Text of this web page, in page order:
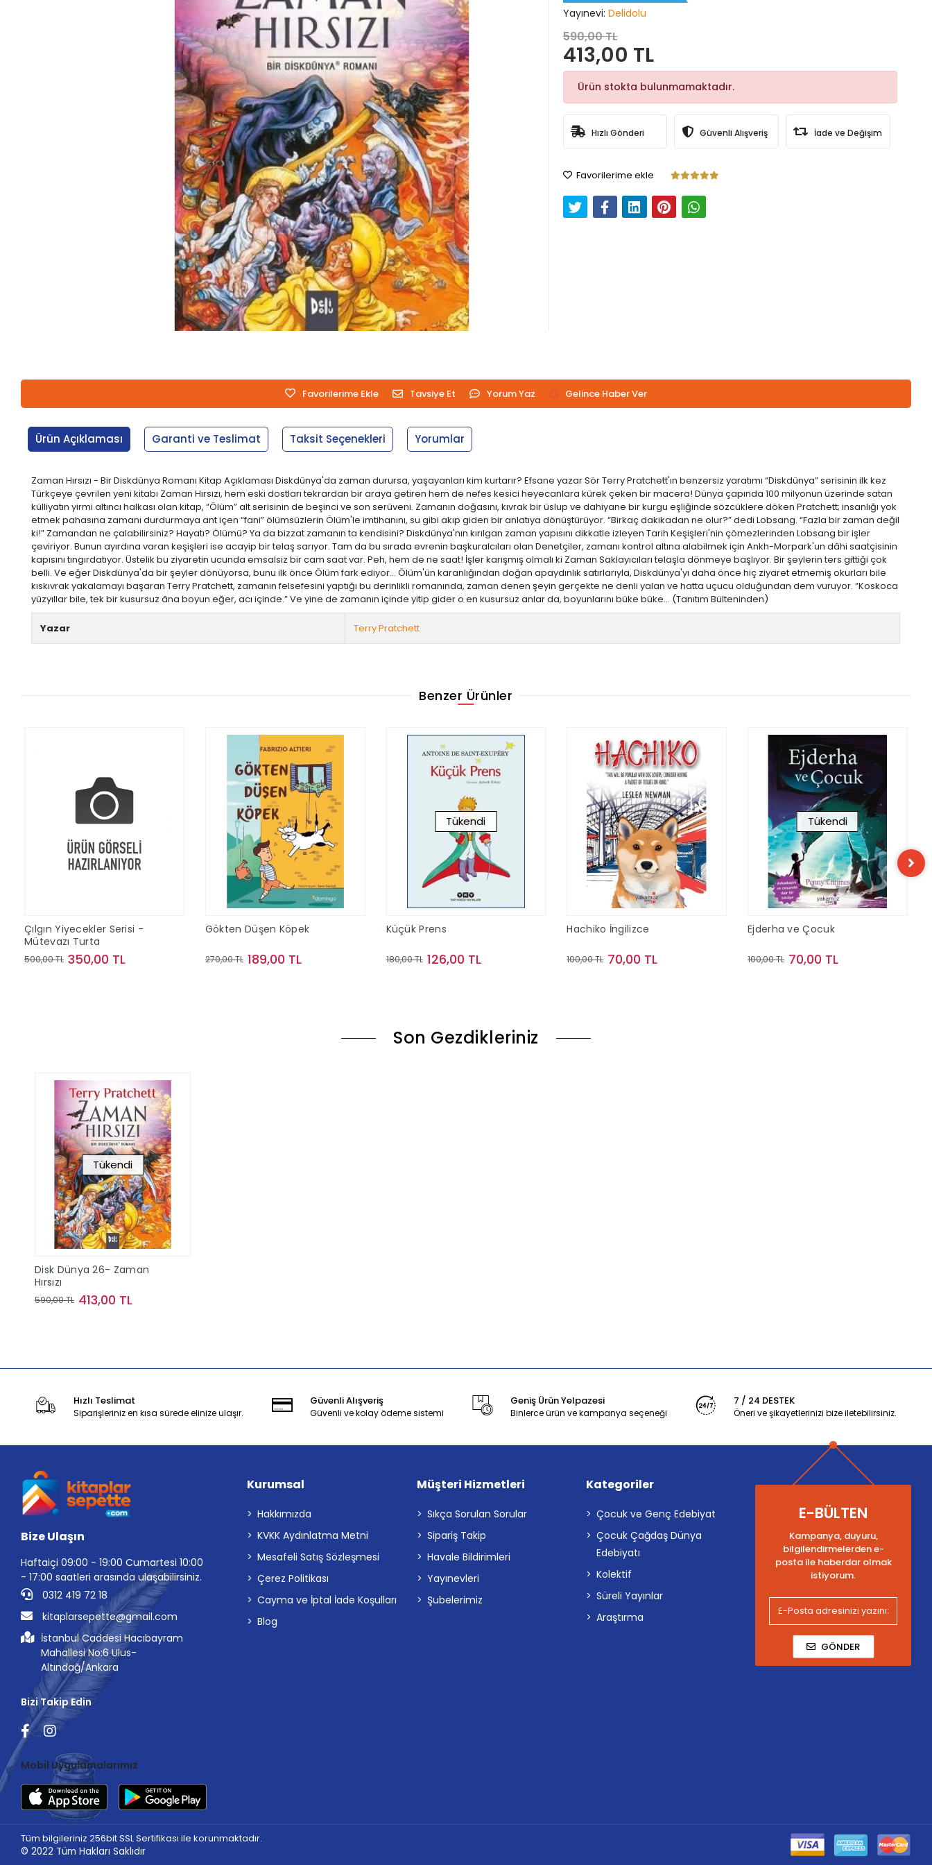
Yayınevi: Delidolu
590,00 TL
413,00 TL
Ürün stokta bulunmamaktadır.
Hızlı Gönderi Güvenli Alışveriş İade ve Değişim
Favorilerime ekle
Favorilerime Ekle Tavsiye Et Yorum Yaz Gelince Haber Ver
Ürün Açıklaması Garanti ve Teslimat Taksit Seçenekleri Yorumlar
Zaman Hırsızı - Bir Diskdünya Romanı Kitap Açıklaması Diskdünya'da zaman durursa, yaşayanları kim kurtarır? Efsane yazar Sör Terry Pratchett'ın benzersiz yaratımı “Diskdünya” serisinin ilk kez
Türkçeye çevrilen yeni kitabı Zaman Hırsızı, hem eski dostları tekrardan bir araya getiren hem de nefes kesici heyecanlara kürek çeken bir macera! Dünya çapında 100 milyonun üzerinde satan
külliyatın yirmi altıncı halkası olan kitap, “Ölüm” alt serisinin de beşinci ve son serüveni. Zamanın doğasını, kıvrak bir üslup ve dahiyane bir kurgu eşliğinde sözcüklere döken Pratchett; insanlığı yok
etmek pahasına zamanı durdurmaya ant içen “fani” ölümsüzlerin Ölüm'le imtihanını, su gibi akıp giden bir anlatıya dönüştürüyor. “Birkaç dakikadan ne olur?” dedi Lobsang. “Fazla bir zaman değil
ki!” Zamandan ne çalabilirsiniz? Hayatı? Ölümü? Ya da bizzat zamanın ta kendisini? Diskdünya'nın kırılgan zaman yapısını dikkatle izleyen Tarih Keşişleri'nin çömezlerinden Lobsang bir işler
çeviriyor. Bunun ayırdına varan keşişleri ise acayip bir telaş sarıyor. Tam da bu sırada evrenin başkuralcıları olan Denetçiler, zamanı kontrol altına alabilmek için Ankh-Morpark'un dâhi saatçisinin
kapısını tıngırdatıyor. Üstelik bu ziyaretin ucunda emsalsiz bir cam saat var. Peh, hem de ne saat! İşler karışmış olmalı ki Zaman Saklayıcıları telaşla dönmeye başlıyor. Bir şeylerin ters gittiği çok
belli. Ve eğer Diskdünya'da bir şeyler dönüyorsa, bunu ilk önce Ölüm fark ediyor... Ölüm'ün karanlığından doğan apaydınlık satırlarıyla, Diskdünya'yı daha önce hiç ziyaret etmemiş okurları bile
kıskıvrak yakalamayı başaran Terry Pratchett, zamanın felsefesini yaptığı bu derinlikli romanında, zaman denen şeyin gerçekte ne denli yalan ve hatta uçucu olduğundan dem vuruyor. “Koskoca
yüzyıllar bile, tek bir kusursuz âna boyun eğer, acı içinde.” Ve yine de zamanın içinde yitip gider o en kusursuz anlar da, boyunlarını büke büke... (Tanıtım Bülteninden)
Yazar Terry Pratchett
Benzer Ürünler
Çılgın Yiyecekler Serisi -
Mütevazı Turta
500,00 TL 350,00 TL
Gökten Düşen Köpek
270,00 TL 189,00 TL
Tükendi
Küçük Prens
180,00 TL 126,00 TL
Hachiko İngilizce
100,00 TL 70,00 TL
Tükendi
Ejderha ve Çocuk
100,00 TL 70,00 TL
Son Gezdikleriniz
Tükendi
Disk Dünya 26- Zaman
Hırsızı
590,00 TL 413,00 TL
Hızlı Teslimat
Siparişleriniz en kısa sürede elinize ulaşır.
Güvenli Alışveriş
Güvenli ve kolay ödeme sistemi
Geniş Ürün Yelpazesi
Binlerce ürün ve kampanya seçeneği
7 / 24 DESTEK
Öneri ve şikayetlerinizi bize iletebilirsiniz.
Bize Ulaşın
Haftaiçi 09:00 - 19:00 Cumartesi 10:00
- 17:00 saatleri arasında ulaşabilirsiniz.
0312 419 72 18
kitaplarsepette@gmail.com
İstanbul Caddesi Hacıbayram
Mahallesi No:6 Ulus-
Altındağ/Ankara
Bizi Takip Edin
Mobil Uygulamalarımız
Kurumsal
Hakkımızda
KVKK Aydınlatma Metni
Mesafeli Satış Sözleşmesi
Çerez Politikası
Cayma ve İptal İade Koşulları
Blog
Müşteri Hizmetleri
Sıkça Sorulan Sorular
Sipariş Takip
Havale Bildirimleri
Yayınevleri
Şubelerimiz
Kategoriler
Çocuk ve Genç Edebiyat
Çocuk Çağdaş Dünya
Edebiyatı
Kolektif
Süreli Yayınlar
Araştırma
E-BÜLTEN
Kampanya, duyuru,
bilgilendirmelerden e-
posta ile haberdar olmak
istiyorum.
GÖNDER
Tüm bilgileriniz 256bit SSL Sertifikası ile korunmaktadır.
© 2022 Tüm Hakları Saklıdır